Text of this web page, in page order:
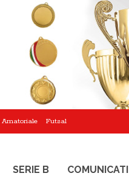
Futsal
SERIE B COMUNICATI